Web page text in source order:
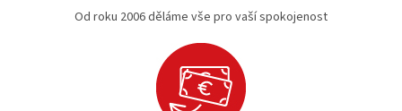
Od roku 2006 děláme vše pro vaší spokojenost